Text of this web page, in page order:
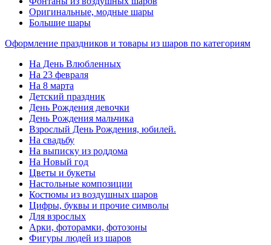
Оригинальные, модные шары
Большие шары
Оформление праздников и товары из шаров по категориям
На День Влюбленных
На 23 февраля
На 8 марта
Детский праздник
День Рождения девочки
День Рождения мальчика
Взрослый День Рождения, юбилей.
На свадьбу
На выписку из роддома
На Новый год
Цветы и букеты
Настольные композиции
Костюмы из воздушных шаров
Цифры, буквы и прочие символы
Для взрослых
Арки, фоторамки, фотозоны
Фигуры людей из шаров